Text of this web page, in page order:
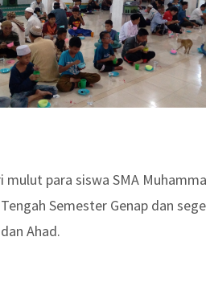
para siswa SMA
Semester Genap dan
Ahad.